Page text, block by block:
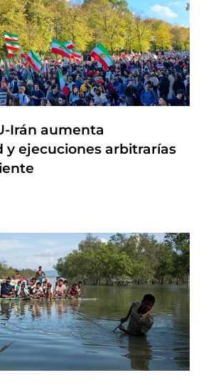
Irán aumenta
y ejecuciones arbitrarías